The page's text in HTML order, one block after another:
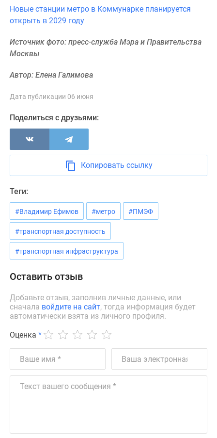
программы
Медиа
Новости
недвижимости
эксперта
рынка
Экспертиза
новостроек
Эксперты
проекте
Контакты
Реклама
сайте
Дзен
места
Апартаменты
#траншевая
ипотека
ИТ-
ипотека
Квартиры
скидками
360°
Новые станции метро в Коммунарке планируется
открыть в 2029 году
Источник фото: пресс-служба Мэра и Правительства
Москвы
Автор: Елена Галимова
Дата публикации 06 июня
Поделиться с друзьями:
Копировать ссылку
Теги:
#Владимир Ефимов #метро #ПМЭФ
#транспортная доступность
#транспортная инфраструктура
Оставить отзыв
Добавьте отзыв, заполнив личные данные, или
сначала войдите на сайт, тогда информация будет
автоматически взята из личного профиля.
Оценка *